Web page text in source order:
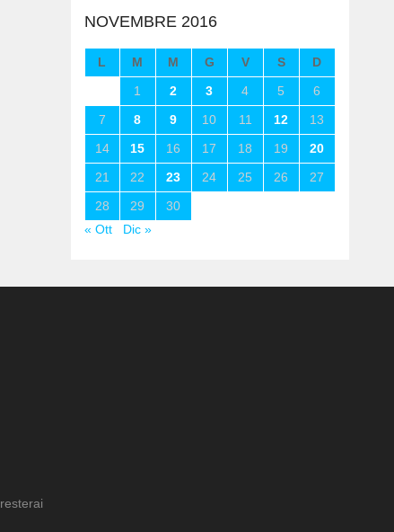
NOVEMBRE 2016
L M M G V S
D
1
2 3 4 5
6
7
8 9 10 11 12
13
14
15 16 17 18 19
20
21
22 23 24 25 26
27
28
29
30
« Ott
Dic »